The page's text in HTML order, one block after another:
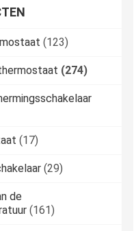
(123)
(274)
(17)
(29)
de
(161)